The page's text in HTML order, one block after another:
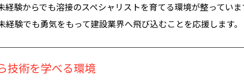
験からでも溶接のスペシャリストを育てる環境が整っていま
験でも勇気をもって建設業界へ飛び込むことを応援します。
技術を学べる環境